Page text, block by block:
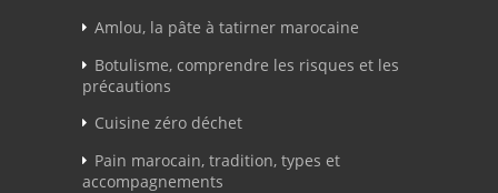
Amlou, la pâte à tatirner marocaine
Botulisme, comprendre les risques et les
précautions
Cuisine zéro déchet
Pain marocain, tradition, types et
accompagnements